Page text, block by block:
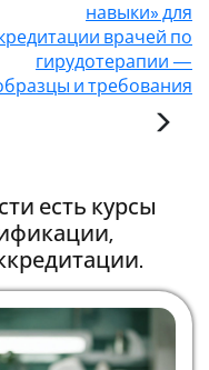
навыки» для
врачей по
гирудотерапии —
и требования
есть курсы